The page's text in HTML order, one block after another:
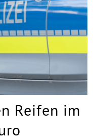
Reifen im